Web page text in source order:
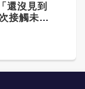
還沒見到
接觸未